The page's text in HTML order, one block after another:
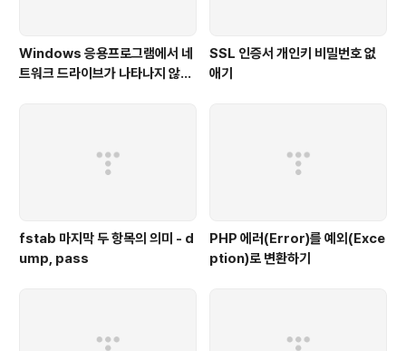
Windows 응용프로그램에서 네
트워크 드라이브가 나타나지 않을
SSL 인증서 개인키 비밀번호 없
애기
fstab 마지막 두 항목의 의미 - d
ump, pass
PHP 에러(Error)를 예외(Exce
ption)로 변환하기